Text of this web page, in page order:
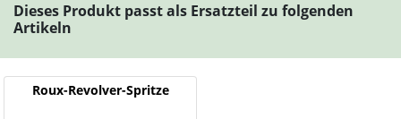
Dieses Produkt passt als Ersatzteil zu folgenden
Artikeln
Roux-Revolver-Spritze